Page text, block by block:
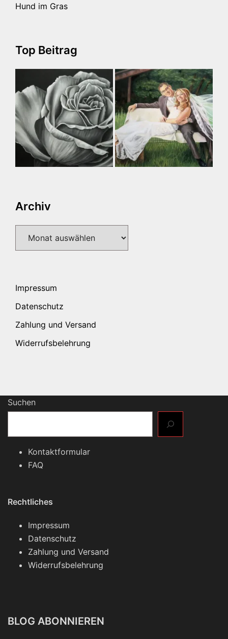
Hund im Gras
Top Beitrag
Archiv
Impressum
Datenschutz
Zahlung und Versand
Widerrufsbelehrung
Suchen
Kontaktformular
FAQ
Rechtliches
Impressum
Datenschutz
Zahlung und Versand
Widerrufsbelehrung
BLOG ABONNIEREN